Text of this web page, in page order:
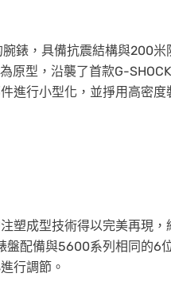
錶，具備抗震結構與200
原型，沿襲了首款G-
進行小型化，並掙用高密
塑成型技術得以完美再現
盤配備與5600系列相同的6
行調節。